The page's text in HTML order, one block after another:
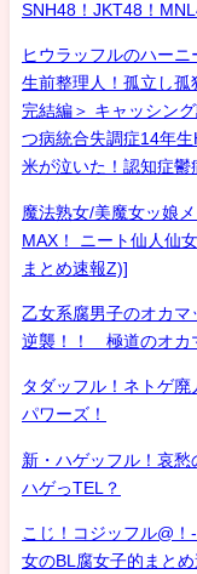
SNH48！JKT48！
ヒウラッフルのハー
生前整理人！孤立し
完結編＞ キャッシン
つ病統合失調症14年
米が泣いた！認知症
魔法熟女/美魔女ッ娘
MAX！ ニート仙人仙
まとめ速報Z)]
乙女系腐男子のオカ
逆襲！！ 極道のオカ
タダッフル！ネトゲ
パワーズ！
新・ハゲッフル！哀愁
ハゲっTEL？
こじ！コジッフル@
女のBL腐女子的まと